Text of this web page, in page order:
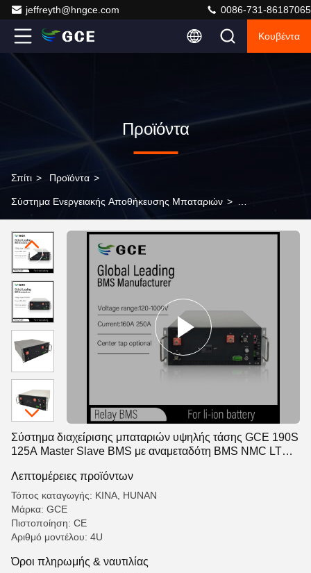
jeffreyth@hngce.com 0086-731-86187065
Κουβέντα
Προϊόντα
Σπίτι > Προϊόντα >
Σύστημα Ενεργειακής Αποθήκευσης Μπαταριών >
190S 125A Master Slave BMS με αναμεταδότη BMS
NMC LTO LFP αποθήκευση ηλιακής ενέργειας
Σύστημα διαχείρισης μπαταριών υψηλής τάσης GCE 190S
125A Master Slave BMS με αναμεταδότη BMS NMC LTO
Λεπτομέρειες προϊόντων
Τόπος καταγωγής: ΚΙΝΑ, HUNAN
Μάρκα: GCE
Πιστοποίηση: CE
Αριθμό μοντέλου: 4U
Όροι πληρωμής & ναυτιλίας